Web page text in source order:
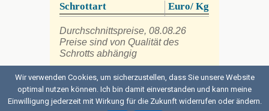
Schrottart Euro/ Kg
Durchschnittspreise, 08.08.26
Preise sind von Qualität des
Schrotts abhängig
Back to top
Wir verwenden Cookies, um sicherzustellen, dass Sie unsere Website
optimal nutzen können. Ich bin damit einverstanden und kann meine
Einwilligung jederzeit mit Wirkung für die Zukunft widerrufen oder ändern.